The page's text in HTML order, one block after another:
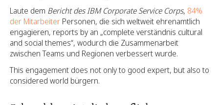
Laute dem Bericht des IBM Corporate Service Corps, 84%
der Mitarbeiter Personen, die sich weltweit ehrenamtlich
engagieren, reports by an „complete verständnis cultural
and social themes“, wodurch die Zusammenarbeit
zwischen Teams und Regionen verbessert wurde.
This engagement does not only to good expert, but also to
considered world bürgern.